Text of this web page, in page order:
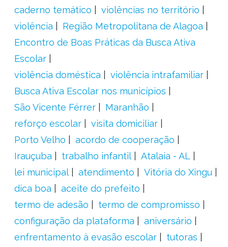
caderno temático
violências no território
violência
Região Metropolitana de Alagoa
Encontro de Boas Práticas da Busca Ativa
Escolar
violência doméstica
violência intrafamiliar
Busca Ativa Escolar nos municípios
São Vicente Férrer
Maranhão
reforço escolar
visita domiciliar
Porto Velho
acordo de cooperação
Irauçuba
trabalho infantil
Atalaia - AL
lei municipal
atendimento
Vitória do Xingu
dica boa
aceite do prefeito
termo de adesão
termo de compromisso
configuração da plataforma
aniversário
enfrentamento à evasão escolar
tutoras